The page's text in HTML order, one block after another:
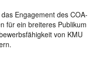
Engagement des COA-
für ein breiteres Publikum
von KMU